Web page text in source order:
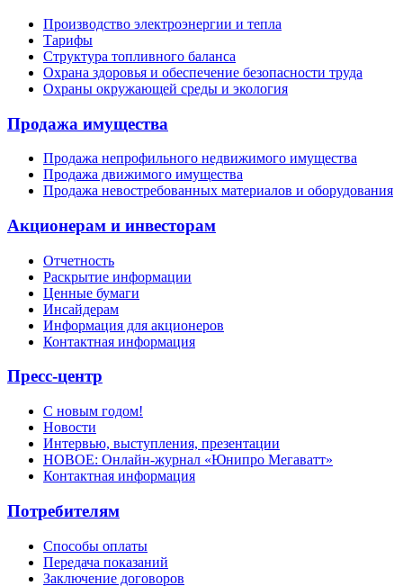
Производство электроэнергии и тепла
Тарифы
Структура топливного баланса
Охрана здоровья и обеспечение безопасности труда
Охраны окружающей среды и экология
Продажа имущества
Продажа непрофильного недвижимого имущества
Продажа движимого имущества
Продажа невостребованных материалов и оборудования
Акционерам и инвесторам
Отчетность
Раскрытие информации
Ценные бумаги
Инсайдерам
Информация для акционеров
Контактная информация
Пресс-центр
С новым годом!
Новости
Интервью, выступления, презентации
НОВОЕ: Онлайн-журнал «Юнипро Мегаватт»
Контактная информация
Потребителям
Способы оплаты
Передача показаний
Заключение договоров